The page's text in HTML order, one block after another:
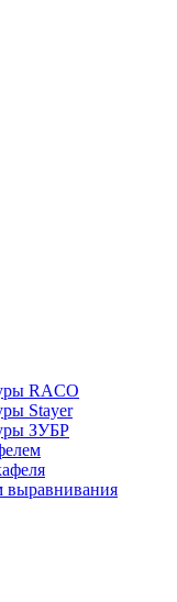
RACO
Stayer
ЗУБР
выравнивания